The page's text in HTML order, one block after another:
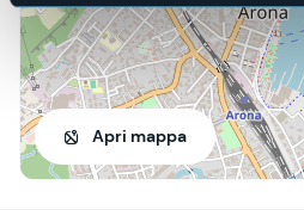
Apri mappa